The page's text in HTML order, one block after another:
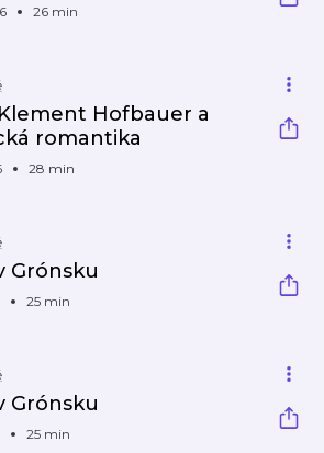
26 min
Hofbauer a
romantika
28 min
Grónsku
25 min
Grónsku
25 min